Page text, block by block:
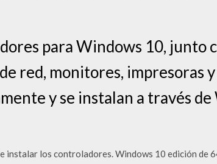
para Windows 10, junto
red, monitores, impresoras
y se instalan a través
instalar los controladores. Windows 10 edición de